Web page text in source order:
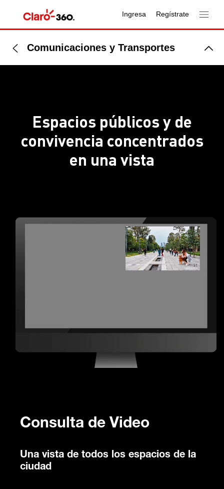
Ingresa Regístrate
Comunicaciones y Transportes
Espacios públicos y de
convivencia concentrados
en una vista
Consulta de Video
Una vista de todos los espacios de la
ciudad